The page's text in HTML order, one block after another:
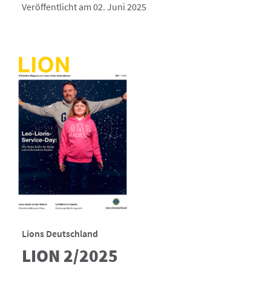
Veröffentlicht am 02. Juni 2025
Lions Deutschland
LION 2/2025